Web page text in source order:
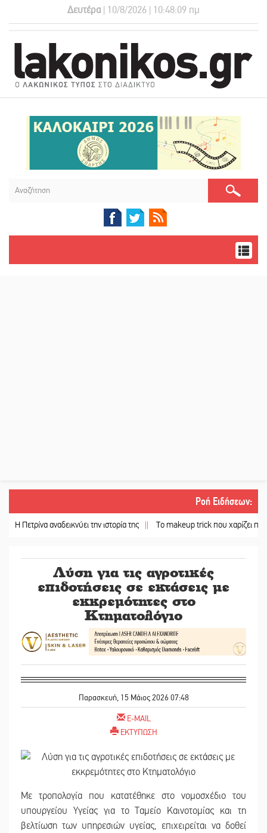
Δευτέρα | 10/8/2026 | 10:48:10 πμ
Ροή Ειδήσεων:
αναδεικνύει την ιστορία της || Το makeup trick που χαρίζει πιο γεμάτα
Λύση για τις αγροτικές
επιδοτήσεις σε εκτάσεις με
εκκρεμότητες στο
Κτηματολόγιο
Παρασκευή, 15 Μάιος 2026 07:48
E-MAIL
ΕΚΤΥΠΩΣΗ
Με τροπολογία που κατατέθηκε στο νομοσχέδιο του
υπουργείου Υγείας για το Ταμείο Καινοτομίας και τη
βελτίωση των υπηρεσιών υγείας, επιχειρείται να δοθεί